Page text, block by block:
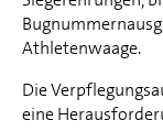
Athletenwaage.
Die
eine